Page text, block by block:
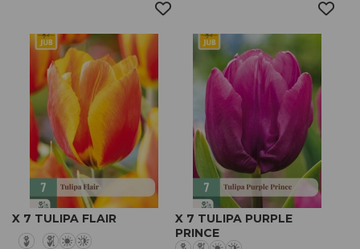
X 7 TULIPA FLAIR
X 7 TULIPA PURPLE
PRINCE